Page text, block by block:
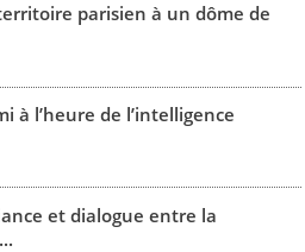
parisien à un dôme de
à l’heure de l’intelligence
et dialogue entre la